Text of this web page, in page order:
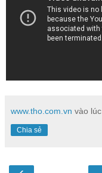
www.tho.com.vn vào lúc
Chia sẻ